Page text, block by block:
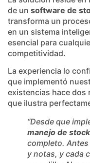
de un software de
transforma un
en un sistema
esencial para
competitividad.
La experiencia lo
que implementó
existencias hace dos
que ilustra
“Desde que
manejo de stock
completo.
y notas, y cada